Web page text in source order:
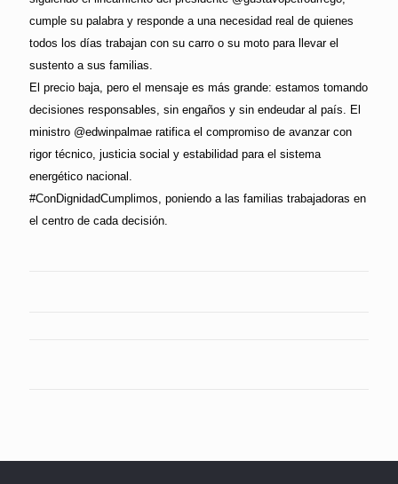
cumple su palabra y responde a una necesidad real de quienes
todos los días trabajan con su carro o su moto para llevar el
sustento a sus familias.
El precio baja, pero el mensaje es más grande: estamos tomando
decisiones responsables, sin engaños y sin endeudar al país. El
ministro @edwinpalmae ratifica el compromiso de avanzar con
rigor técnico, justicia social y estabilidad para el sistema
energético nacional.
#ConDignidadCumplimos, poniendo a las familias trabajadoras en
el centro de cada decisión.